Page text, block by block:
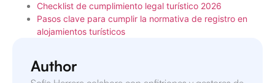
Checklist de cumplimiento legal turístico 2026
Pasos clave para cumplir la normativa de registro en
alojamientos turísticos
Author